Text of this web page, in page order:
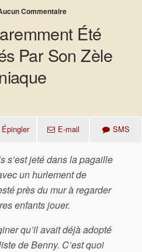
Commentaire
Été
Par Son Zèle
Épingler E-mail SMS
s’est jeté dans la pagaille
un hurlement de
près du mur à regarder
enfants jouer.
qu’il avait déjà adopté
de Benny. C’est quoi